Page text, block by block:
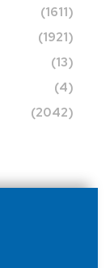
(1611)
(1921)
(13)
(4)
(2042)